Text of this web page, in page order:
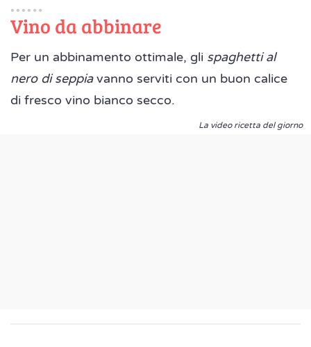
Vino da abbinare
Per un abbinamento ottimale, gli spaghetti al
nero di seppiavanno serviti con un buon calice
di fresco vino bianco secco.
La video ricetta del giorno